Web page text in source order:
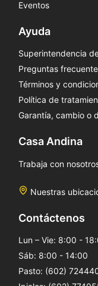
Eventos
Ayuda
Superintendencia
Preguntas
Términos y
Política de
Garantía, cambio o
Casa Andina
Trabaja con
Nuestras
Contáctenos
Lun – Vie: 8:00 -
Sáb: 8:00 - 14:00
Pasto: (602)